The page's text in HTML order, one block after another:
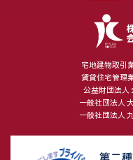
宅地建物取引
賃貸住宅管理
公益財団法人
一般社団法人
一般社団法人